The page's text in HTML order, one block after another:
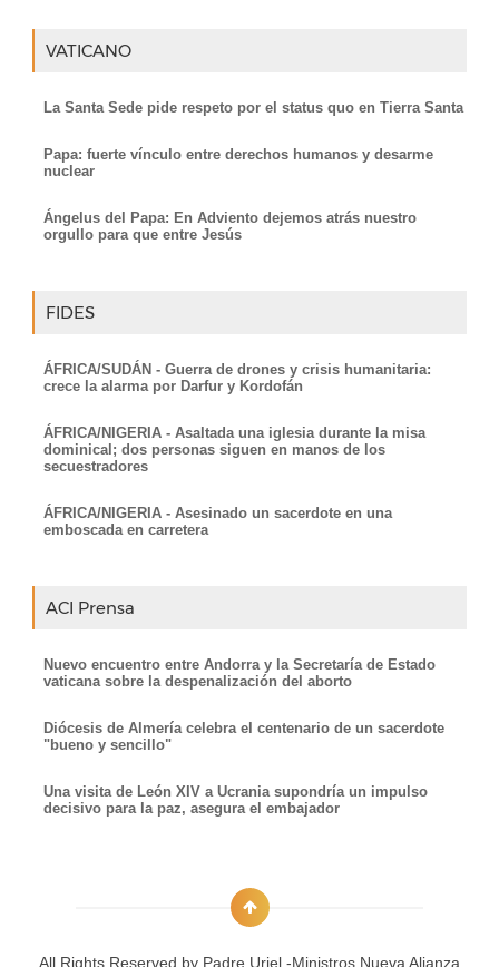
VATICANO
La Santa Sede pide respeto por el status quo en Tierra Santa
Papa: fuerte vínculo entre derechos humanos y desarme
nuclear
Ángelus del Papa: En Adviento dejemos atrás nuestro
orgullo para que entre Jesús
FIDES
ÁFRICA/SUDÁN - Guerra de drones y crisis humanitaria:
crece la alarma por Darfur y Kordofán
ÁFRICA/NIGERIA - Asaltada una iglesia durante la misa
dominical; dos personas siguen en manos de los
secuestradores
ÁFRICA/NIGERIA - Asesinado un sacerdote en una
emboscada en carretera
ACI Prensa
Nuevo encuentro entre Andorra y la Secretaría de Estado
vaticana sobre la despenalización del aborto
Diócesis de Almería celebra el centenario de un sacerdote
"bueno y sencillo"
Una visita de León XIV a Ucrania supondría un impulso
decisivo para la paz, asegura el embajador
All Rights Reserved by Padre Uriel -Ministros Nueva Alianza